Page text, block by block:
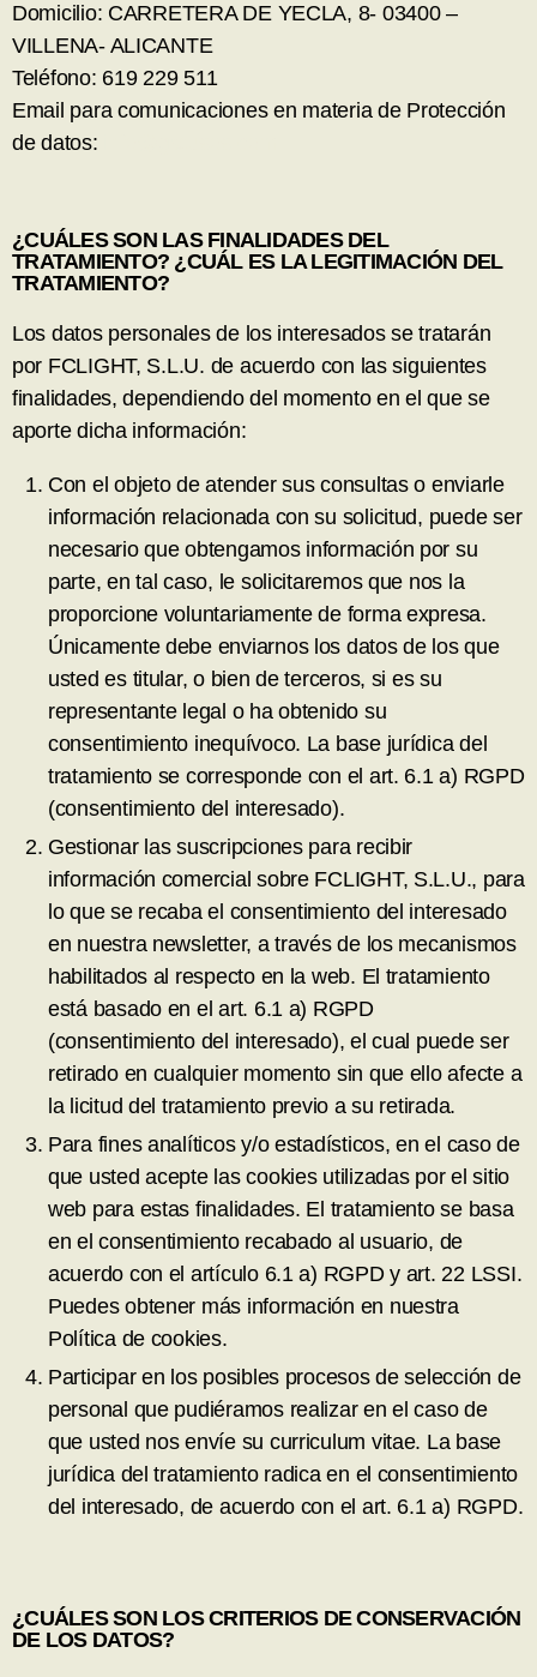
Domicilio: CARRETERA DE YECLA, 8- 03400 –
VILLENA- ALICANTE
Teléfono: 619 229 511
Email para comunicaciones en materia de Protección
de datos:
¿CUÁLES SON LAS FINALIDADES DEL
TRATAMIENTO? ¿CUÁL ES LA LEGITIMACIÓN DEL
TRATAMIENTO?
Los datos personales de los interesados se tratarán
por FCLIGHT, S.L.U. de acuerdo con las siguientes
finalidades, dependiendo del momento en el que se
aporte dicha información:
Con el objeto de atender sus consultas o enviarle
información relacionada con su solicitud, puede ser
necesario que obtengamos información por su
parte, en tal caso, le solicitaremos que nos la
proporcione voluntariamente de forma expresa.
Únicamente debe enviarnos los datos de los que
usted es titular, o bien de terceros, si es su
representante legal o ha obtenido su
consentimiento inequívoco. La base jurídica del
tratamiento se corresponde con el art. 6.1 a) RGPD
(consentimiento del interesado).
Gestionar las suscripciones para recibir
información comercial sobre FCLIGHT, S.L.U., para
lo que se recaba el consentimiento del interesado
en nuestra newsletter, a través de los mecanismos
habilitados al respecto en la web. El tratamiento
está basado en el art. 6.1 a) RGPD
(consentimiento del interesado), el cual puede ser
retirado en cualquier momento sin que ello afecte a
la licitud del tratamiento previo a su retirada.
Para fines analíticos y/o estadísticos, en el caso de
que usted acepte las cookies utilizadas por el sitio
web para estas finalidades. El tratamiento se basa
en el consentimiento recabado al usuario, de
acuerdo con el artículo 6.1 a) RGPD y art. 22 LSSI.
Puedes obtener más información en nuestra
Política de cookies.
Participar en los posibles procesos de selección de
personal que pudiéramos realizar en el caso de
que usted nos envíe su curriculum vitae. La base
jurídica del tratamiento radica en el consentimiento
del interesado, de acuerdo con el art. 6.1 a) RGPD.
¿CUÁLES SON LOS CRITERIOS DE CONSERVACIÓN
DE LOS DATOS?